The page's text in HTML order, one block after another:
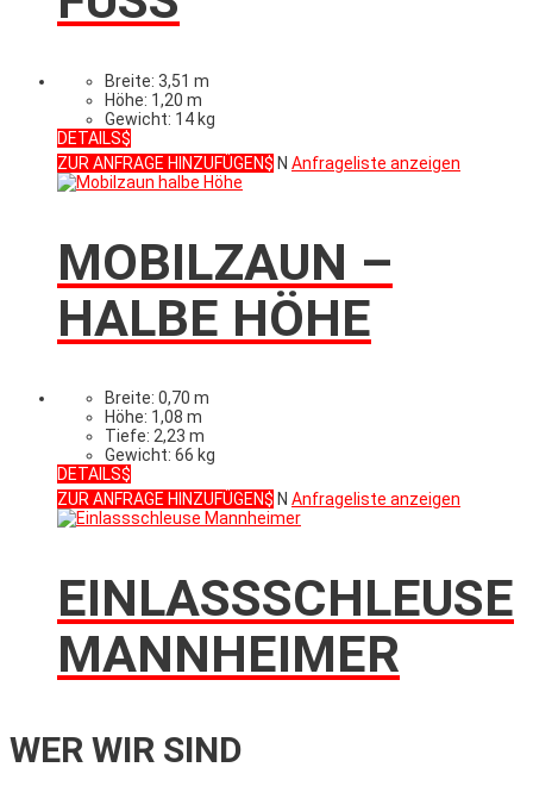
Breite: 3,51 m
Höhe: 1,20 m
Gewicht: 14 kg
DETAILS
ZUR ANFRAGE HINZUFÜGEN
N Anfrageliste anzeigen
MOBILZAUN –
HALBE HÖHE
Breite: 0,70 m
Höhe: 1,08 m
Tiefe: 2,23 m
Gewicht: 66 kg
DETAILS
ZUR ANFRAGE HINZUFÜGEN
N Anfrageliste anzeigen
EINLASSSCHLEUSE
MANNHEIMER
WER WIR SIND